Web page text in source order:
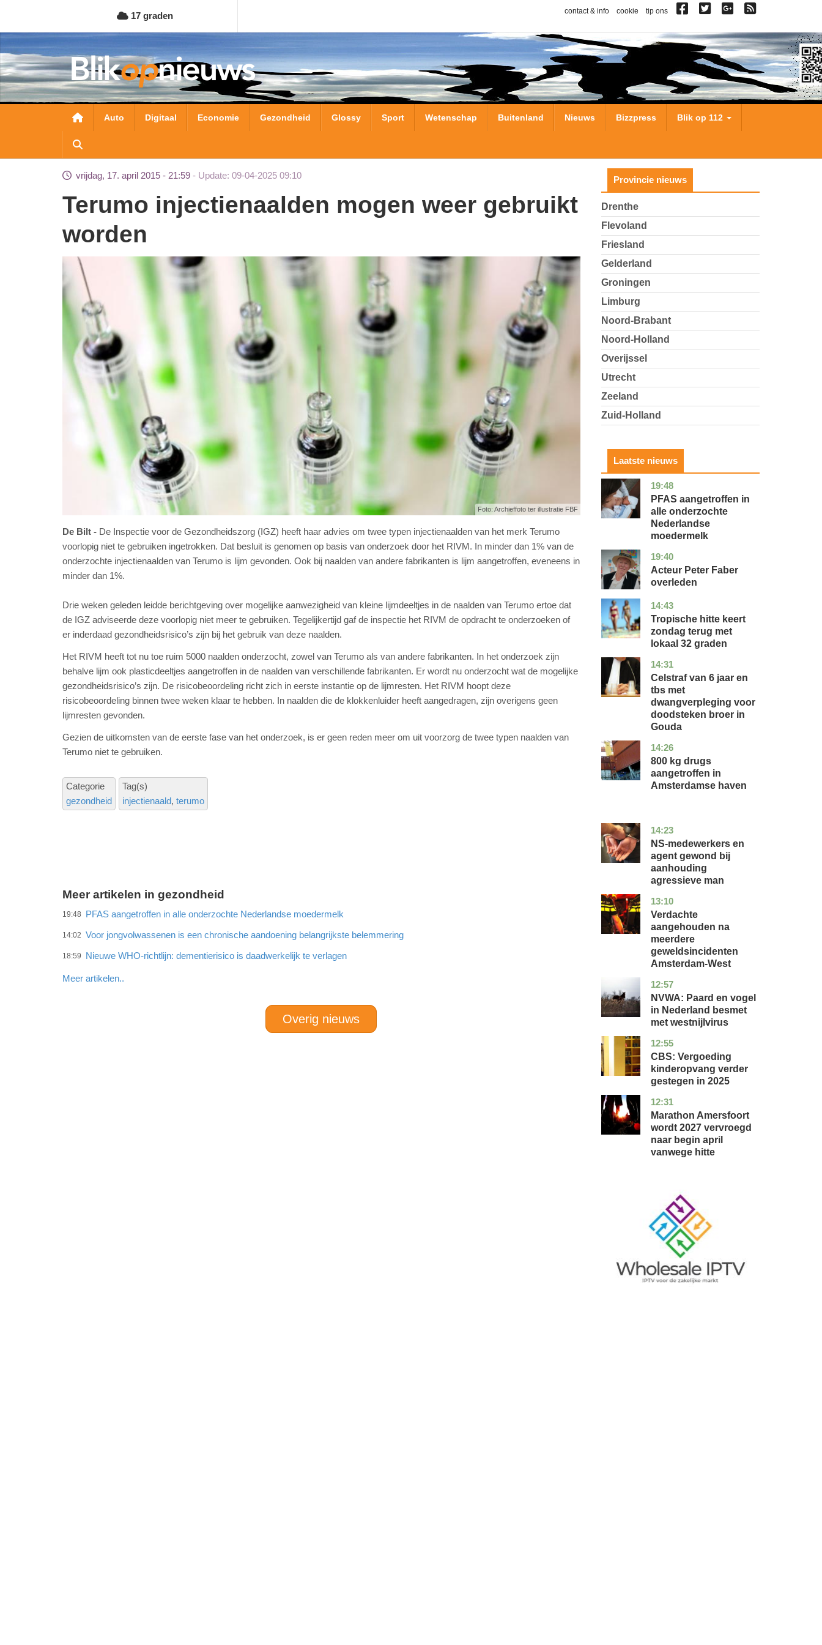
naar
de
inhoud
gaan
17 graden contact & info cookie tip ons
Hoofdnavigatie
Auto Digitaal Economie Gezondheid Glossy Sport Wetenschap Buitenland Nieuws Bizzpress Blik op 112
vrijdag, 17. april 2015 - 21:59 Update: 09-04-2025 09:10
Terumo injectienaalden mogen weer gebruikt
worden
Foto: Archieffoto ter illustratie FBF
De Bilt
De Inspectie voor de Gezondheidszorg (IGZ) heeft haar advies om twee typen injectienaalden van het merk Terumo
voorlopig niet te gebruiken ingetrokken. Dat besluit is genomen op basis van onderzoek door het RIVM. In minder dan 1% van de
onderzochte injectienaalden van Terumo is lijm gevonden. Ook bij naalden van andere fabrikanten is lijm aangetroffen, eveneens in
minder dan 1%.
Drie weken geleden leidde berichtgeving over mogelijke aanwezigheid van kleine lijmdeeltjes in de naalden van Terumo ertoe dat
de IGZ adviseerde deze voorlopig niet meer te gebruiken. Tegelijkertijd gaf de inspectie het RIVM de opdracht te onderzoeken of
er inderdaad gezondheidsrisico’s zijn bij het gebruik van deze naalden.
Het RIVM heeft tot nu toe ruim 5000 naalden onderzocht, zowel van Terumo als van andere fabrikanten. In het onderzoek zijn
behalve lijm ook plasticdeeltjes aangetroffen in de naalden van verschillende fabrikanten. Er wordt nu onderzocht wat de mogelijke
gezondheidsrisico’s zijn. De risicobeoordeling richt zich in eerste instantie op de lijmresten. Het RIVM hoopt deze
risicobeoordeling binnen twee weken klaar te hebben. In naalden die de klokkenluider heeft aangedragen, zijn overigens geen
lijmresten gevonden.
Gezien de uitkomsten van de eerste fase van het onderzoek, is er geen reden meer om uit voorzorg de twee typen naalden van
Terumo niet te gebruiken.
Categorie
gezondheid
Tag(s)
injectienaald terumo
Meer artikelen in gezondheid
19:48 PFAS aangetroffen in alle onderzochte Nederlandse moedermelk
14:02 Voor jongvolwassenen is een chronische aandoening belangrijkste belemmering
18:59 Nieuwe WHO-richtlijn: dementierisico is daadwerkelijk te verlagen
Meer artikelen..
Overig nieuws
Provincie nieuws
Drenthe
Flevoland
Friesland
Gelderland
Groningen
Limburg
Noord-Brabant
Noord-Holland
Overijssel
Utrecht
Zeeland
Zuid-Holland
Laatste nieuws
19:48
utrecht
gezondheid
PFAS aangetroffen in
alle onderzochte
Nederlandse
moedermelk
19:40
noord-
holland
glossy
Acteur Peter Faber
overleden
14:43
utrecht
nieuws
Tropische hitte keert
zondag terug met
lokaal 32 graden
14:31
zuid-
holland
nieuws
Celstraf van 6 jaar en
tbs met
dwangverpleging voor
doodsteken broer in
Gouda
14:26
noord-
holland
nieuws
800 kg drugs
aangetroffen in
Amsterdamse haven
14:23
flevoland
nieuws
NS-medewerkers en
agent gewond bij
aanhouding
agressieve man
13:10
noord-
holland
nieuws
Verdachte
aangehouden na
meerdere
geweldsincidenten
Amsterdam-West
12:57
utrecht
nieuws
NVWA: Paard en vogel
in Nederland besmet
met westnijlvirus
12:55
zuid-
holland
economie
CBS: Vergoeding
kinderopvang verder
gestegen in 2025
12:31
utrecht
nieuws
Marathon Amersfoort
wordt 2027 vervroegd
naar begin april
vanwege hitte